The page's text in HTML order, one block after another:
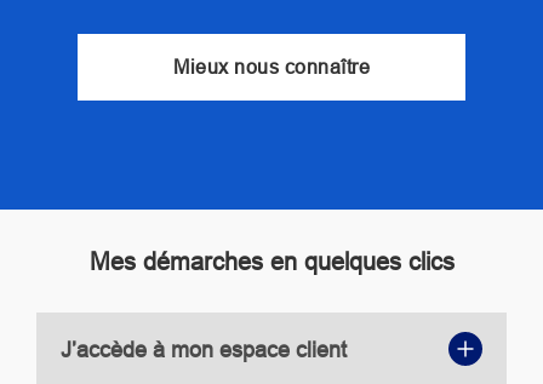
Mieux nous connaître
Mes démarches en quelques clics
J’accède à mon espace client